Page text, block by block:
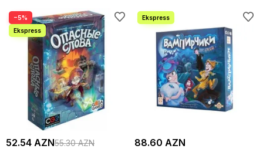
−5%
52.54 AZN55.30 AZN
88.60 AZN